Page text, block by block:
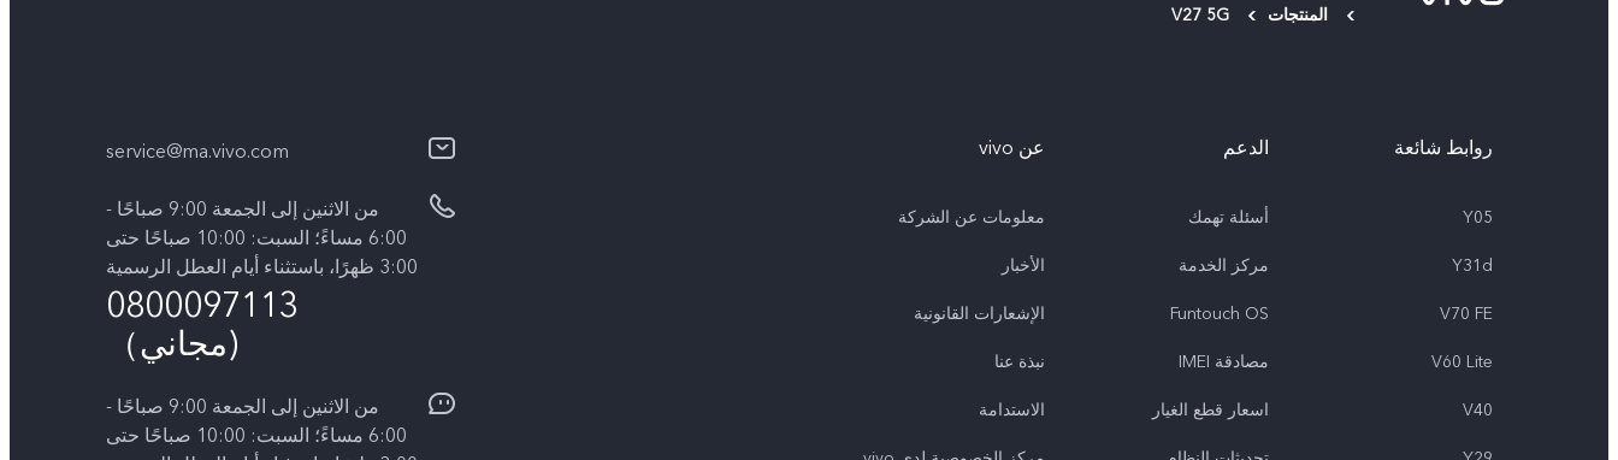
المنتجات V27 5G
روابط شائعة
Y05
Y31d
V70 FE
V60 Lite
V40
الدعم
أسئلة تهمك
مركز الخدمة
Funtouch OS
مصادقة IMEI
اسعار قطع الغيار
عن vivo
معلومات عن الشركة
الأخبار
الإشعارات القانونية
نبذة عنا
الاستدامة
service@ma.vivo.com
من الاثنين إلى الجمعة 9:00 صباحًا -
6:00 مساءً؛ السبت: 10:00 صباحًا حتى
3:00 ظهرًا، باستثناء أيام العطل الرسمية
0800097113
(مجاني）
من الاثنين إلى الجمعة 9:00 صباحًا -
6:00 مساءً؛ السبت: 10:00 صباحًا حتى